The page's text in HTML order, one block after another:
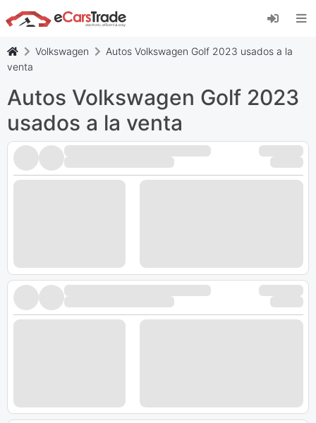
Instala la aplicación web de eCarsTrade,
añádela a tu pantalla de inicio y recibe
actualizaciones al instante.
Volkswagen
Autos Volkswagen Golf 2023 usados a la
venta
Autos Volkswagen Golf 2023
usados a la venta